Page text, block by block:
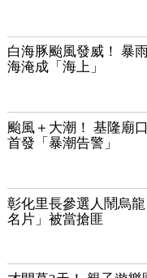
白海豚颱風發威！ 暴
海淹成「海上」
颱風＋大潮！ 基隆廟
首發「暴潮告警」
彰化里長參選人鬧烏
名片」被當搶匪